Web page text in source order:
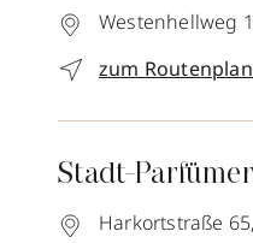
Westenhellweg
zum
Stadt-
Harkortstraße 65,